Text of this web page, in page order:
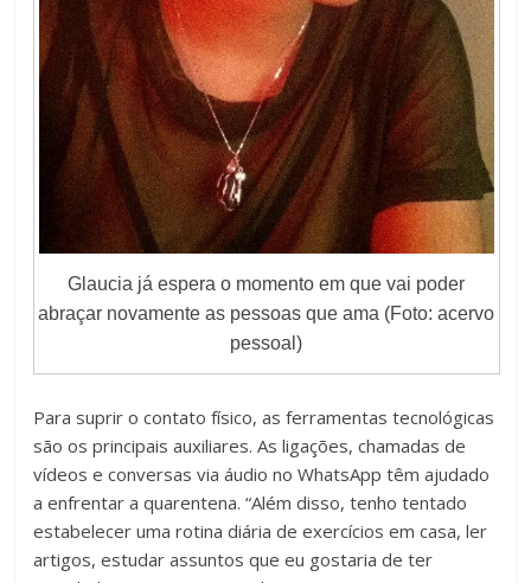
Glaucia já espera o momento em que vai poder
abraçar novamente as pessoas que ama (Foto: acervo
pessoal)
Para suprir o contato físico, as ferramentas tecnológicas
são os principais auxiliares. As ligações, chamadas de
vídeos e conversas via áudio no WhatsApp têm ajudado
a enfrentar a quarentena. “Além disso, tenho tentado
estabelecer uma rotina diária de exercícios em casa, ler
artigos, estudar assuntos que eu gostaria de ter